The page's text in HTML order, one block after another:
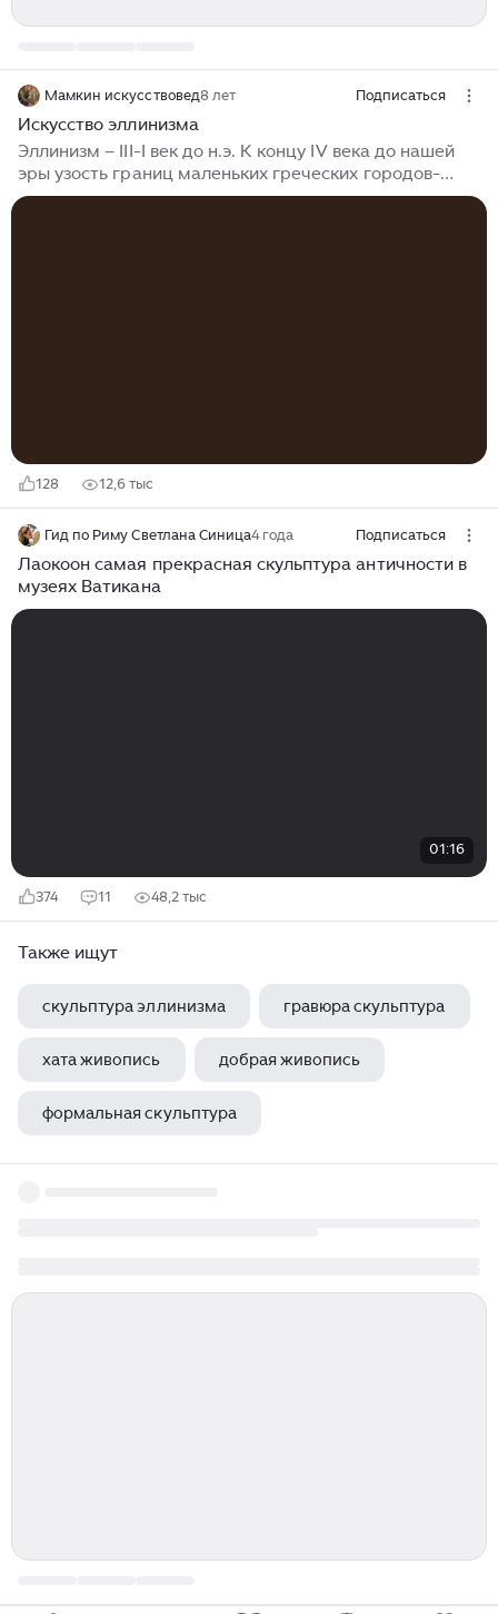
Мамкин искусствовед8 лет Подписаться
Искусство эллинизма
Эллинизм – III-I век до н.э. К концу IV века до нашей
эры узость границ маленьких греческих городов-
государств, полисов, ощущалась все острее.
128 12,6 тыс
Гид по Риму Светлана Синица4 года Подписаться
Лаокоон самая прекрасная скульптура античности в
музеях Ватикана
01:16
374 11 48,2 тыс
Также ищут
скульптура эллинизма гравюра скульптура
хата живопись добрая живопись
формальная скульптура